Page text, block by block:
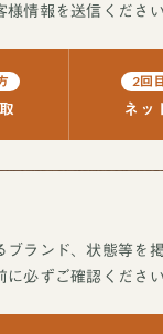
情報を送信ください
2回
ネッ
ブランド、状態等を
必ずご確認ください